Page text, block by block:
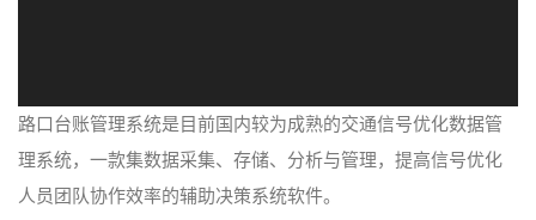
路口台账管理系统是目前国内较为成熟的交通信号优化数据管
理系统，一款集数据采集、存储、分析与管理，提高信号优化
人员团队协作效率的辅助决策系统软件。